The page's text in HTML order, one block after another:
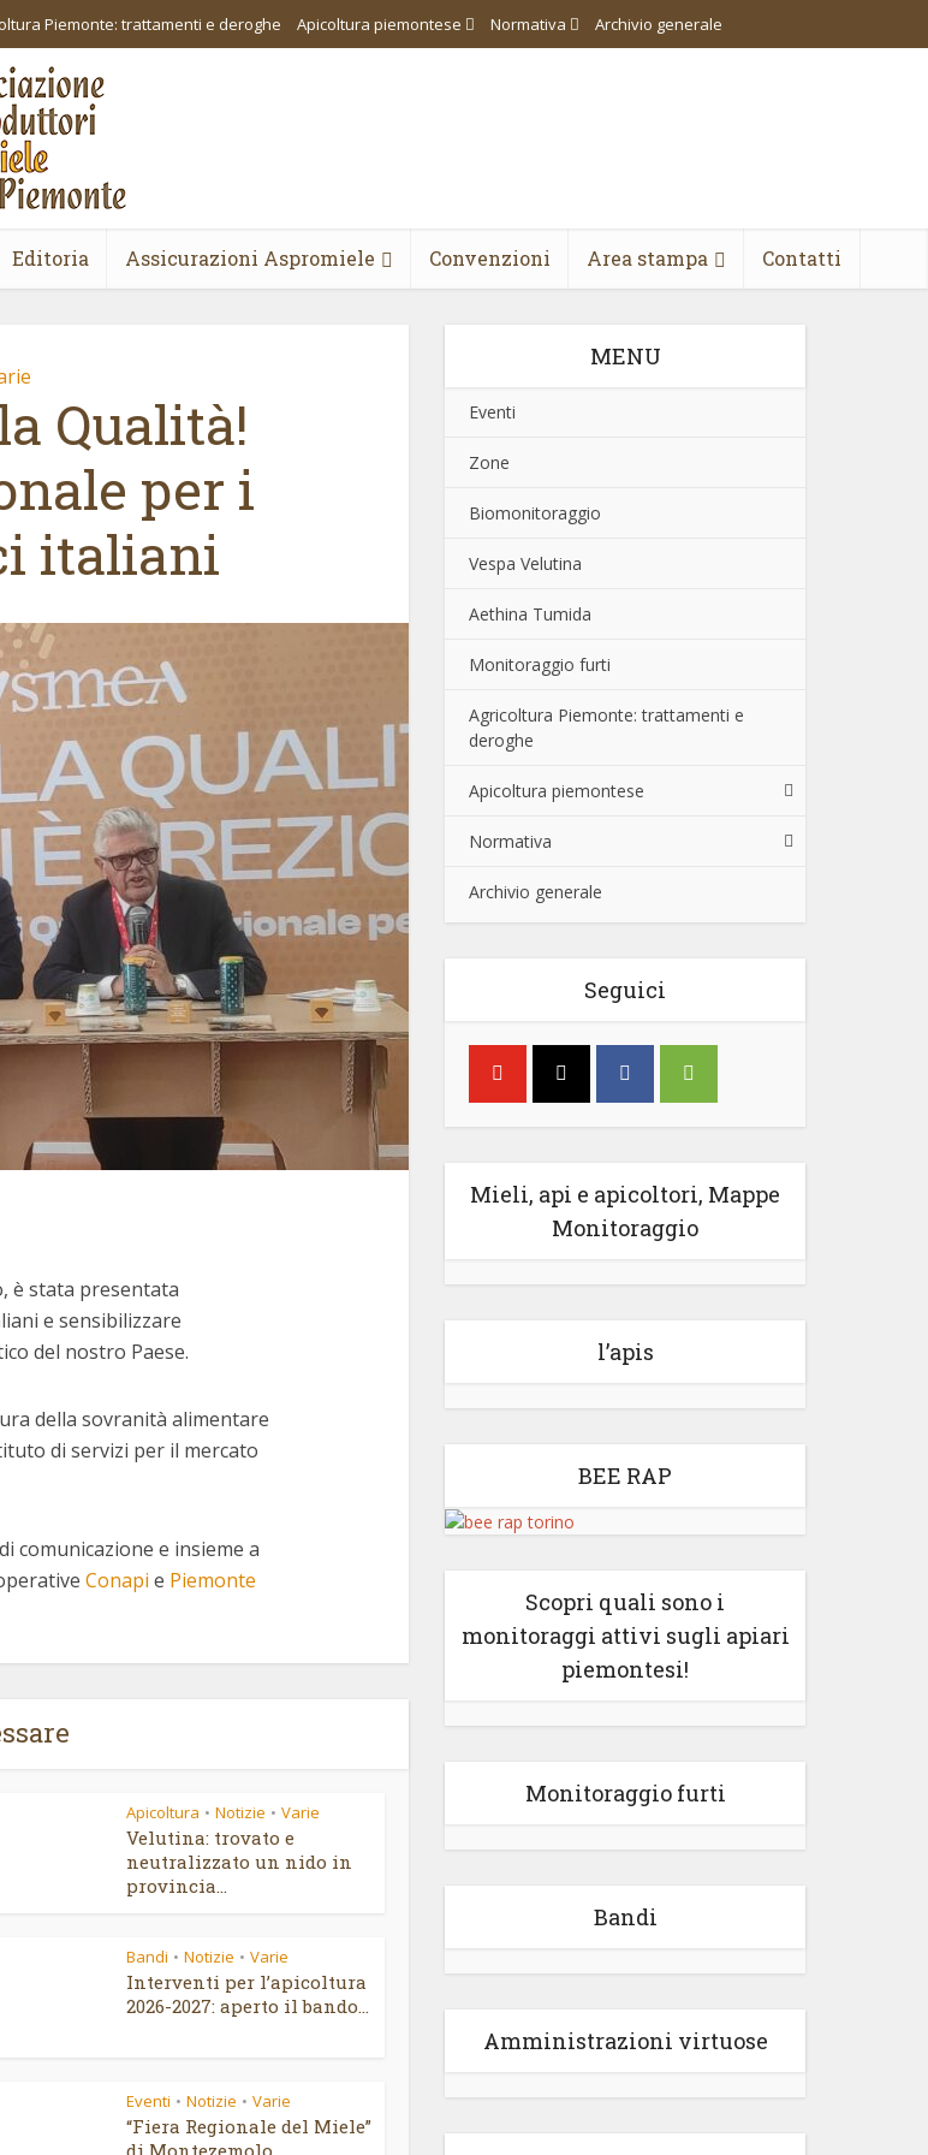
Piemonte: trattamenti e deroghe Apicoltura piemontese Normativa Archivio generale
Editoria Assicurazioni Aspromiele Convenzioni Area stampa Contatti
Qualità!
per i
italiani
è stata presentata
e sensibilizzare
del nostro Paese.
della sovranità alimentare
di servizi per il mercato
comunicazione e insieme a
Conapi e Piemonte
Apicoltura • Notizie • Varie
Velutina: trovato e
neutralizzato un nido in
provincia...
Bandi • Notizie • Varie
Interventi per l’apicoltura
2026-2027: aperto il bando...
Eventi • Notizie • Varie
“Fiera Regionale del Miele”
di Montezemolo
MENU
Eventi
Zone
Biomonitoraggio
Vespa Velutina
Aethina Tumida
Monitoraggio furti
Agricoltura Piemonte: trattamenti e
deroghe
Apicoltura piemontese
Normativa
Archivio generale
Seguici
Mieli, api e apicoltori, Mappe
Monitoraggio
l’apis
BEE RAP
Scopri quali sono i
monitoraggi attivi sugli apiari
piemontesi!
Monitoraggio furti
Bandi
Amministrazioni virtuose